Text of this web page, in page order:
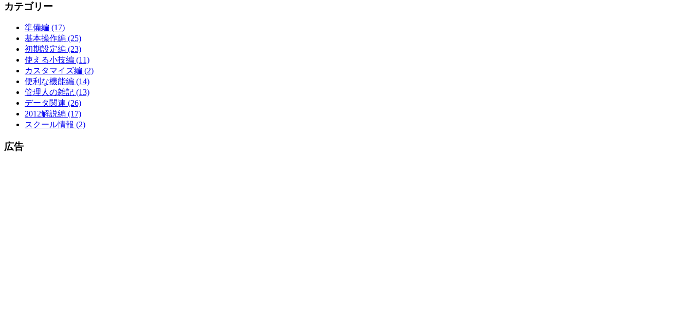
カテゴリー
準備編 (17)
基本操作編 (25)
初期設定編 (23)
使える小技編 (11)
カスタマイズ編 (2)
便利な機能編 (14)
管理人の雑記 (13)
データ関連 (26)
2012解説編 (17)
スクール情報 (2)
広告